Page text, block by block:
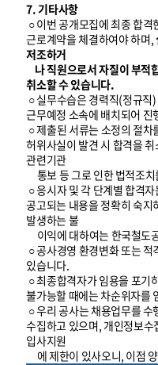
7. 기타사항
○ 이번 공개모집에 최종 합
근로계약을 체결하여야 하며,
저조하거
나 직원으로서 자질이 부적
취소할 수 있습니다.
○ 실무수습은 경력직(정규직
근무예정 소속에 배치되어 진
○ 제출된 서류는 소정의 절
허위사실이 발견 시 합격을
관련기관
통보 등 그로 인한 법적조
○ 응시자 및 각 단계별 합격
공고되는 내용을 정확히 숙지
발생하는 불
이익에 대하여는 한국철도
○ 공사경영 환경변화 또는
있습니다.
○ 최종합격자가 임용을 포기
불가능할 때에는 차순위자를
○ 우리 공사는 채용업무를
수집하고 있으며, 개인정보수
입사지원
에 제한이 있사오니, 이점